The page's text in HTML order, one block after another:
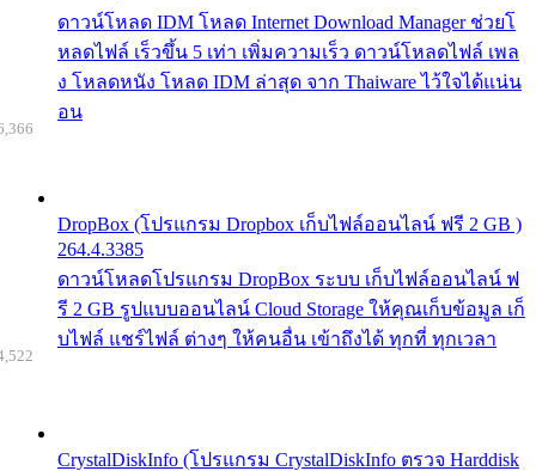
ดาวน์โหลด IDM โหลด Internet Download Manager ช่วยโ
หลดไฟล์ เร็วขึ้น 5 เท่า เพิ่มความเร็ว ดาวน์โหลดไฟล์ เพล
ง โหลดหนัง โหลด IDM ล่าสุด จาก Thaiware ไว้ใจได้แน่น
อน
DropBox (โปรแกรม Dropbox เก็บไฟล์ออนไลน์ ฟรี 2 GB )
264.4.3385
ดาวน์โหลดโปรแกรม DropBox ระบบ เก็บไฟล์ออนไลน์ ฟ
รี 2 GB รูปแบบออนไลน์ Cloud Storage ให้คุณเก็บข้อมูล เก็
บไฟล์ แชร์ไฟล์ ต่างๆ ให้คนอื่น เข้าถึงได้ ทุกที่ ทุกเวลา
CrystalDiskInfo (โปรแกรม CrystalDiskInfo ตรวจ Harddisk